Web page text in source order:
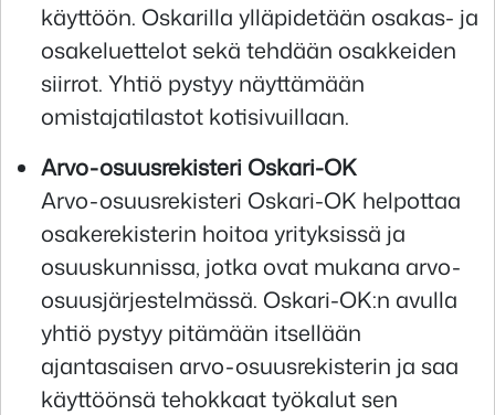
käyttöön. Oskarilla ylläpidetään osakas- ja
osakeluettelot sekä tehdään osakkeiden
siirrot. Yhtiö pystyy näyttämään
omistajatilastot kotisivuillaan.
Arvo-osuusrekisteri Oskari-OK
Arvo-osuusrekisteri Oskari-OK helpottaa
osakerekisterin hoitoa yrityksissä ja
osuuskunnissa, jotka ovat mukana arvo-
osuusjärjestelmässä. Oskari-OK:n avulla
yhtiö pystyy pitämään itsellään
ajantasaisen arvo-osuusrekisterin ja saa
käyttöönsä tehokkaat työkalut sen